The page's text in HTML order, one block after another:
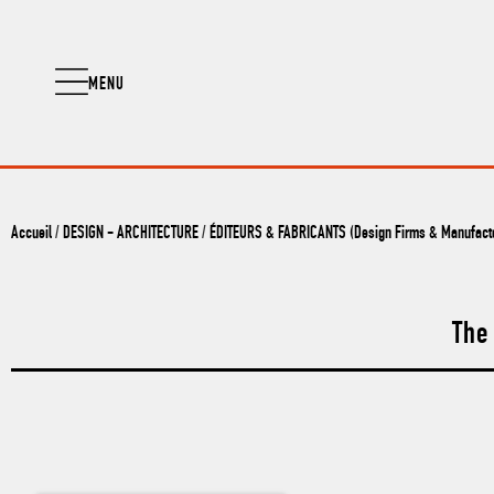
MENU
Accueil/ DESIGN - ARCHITECTURE/ ÉDITEURS & FABRICANTS (Design Firms &